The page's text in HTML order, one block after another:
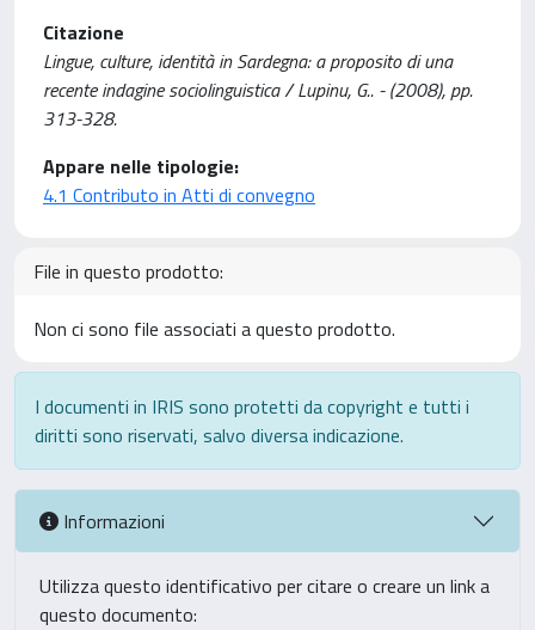
Citazione
Lingue, culture, identità in Sardegna: a proposito di una
recente indagine sociolinguistica / Lupinu, G.. - (2008), pp.
313-328.
Appare nelle tipologie:
4.1 Contributo in Atti di convegno
File in questo prodotto:
Non ci sono file associati a questo prodotto.
I documenti in IRIS sono protetti da copyright e tutti i
diritti sono riservati, salvo diversa indicazione.
Informazioni
Utilizza questo identificativo per citare o creare un link a
questo documento: